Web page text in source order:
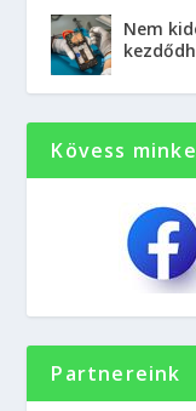
Nem
Kövess
Partnereink